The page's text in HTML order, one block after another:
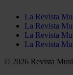
La Revista
La Revista
La Revista
La Revista
© 2026 Revista